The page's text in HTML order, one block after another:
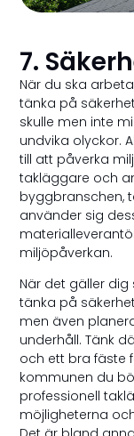
7.
När du ska
tänka på
skulle men inte
undvika olyckor.
till att påverka
takläggare och
byggbranschen,
använder sig
miljöpåverkan.
När det gäller
tänka på
men även
underhåll. Tänk
och ett bra fäste
kommunen du
professionell
möjligheterna